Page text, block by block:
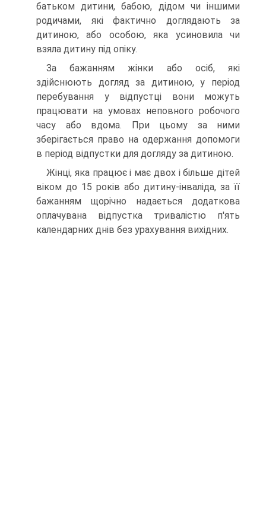
батьком дитини, бабою, дідом чи іншими
родичами, які фактично доглядають за
дитиною, або особою, яка усиновила чи
взяла дитину під опіку.
За бажанням жінки або осіб, які
здійснюють догляд за дитиною, у період
перебування у відпустці вони можуть
працювати на умовах неповного робочого
часу або вдома. При цьому за ними
зберігається право на одержання допомоги
в період відпустки для догляду за дитиною.
Жінці, яка працює і має двох і більше дітей
віком до 15 років або дитину-інваліда, за її
бажанням щорічно надається додаткова
оплачувана відпустка тривалістю п'ять
календарних днів без урахування вихідних.